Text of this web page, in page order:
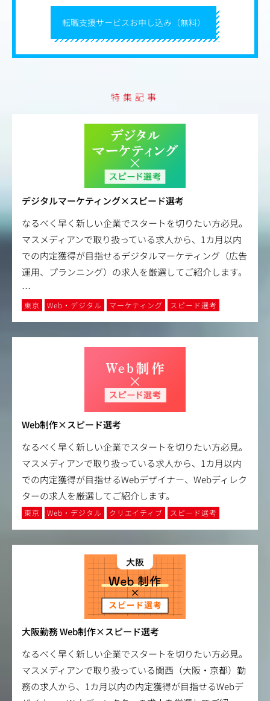
転職支援サービスお申し込み（無料）
特集記事
デジタルマーケティング×スピード選考
なるべく早く新しい企業でスタートを切りたい方必見。
マスメディアンで取り扱っている求人から、1カ月以内
での内定獲得が目指せるデジタルマーケティング（広告
運用、プランニング）の求人を厳選してご紹介します。
…
東京 Web・デジタル マーケティング スピード選考
Web制作×スピード選考
なるべく早く新しい企業でスタートを切りたい方必見。
マスメディアンで取り扱っている求人から、1カ月以内
での内定獲得が目指せるWebデザイナー、Webディレク
ターの求人を厳選してご紹介します。
東京 Web・デジタル クリエイティブ スピード選考
大阪勤務 Web制作×スピード選考
なるべく早く新しい企業でスタートを切りたい方必見。
マスメディアンで取り扱っている関西（大阪・京都）勤
務の求人から、1カ月以内の内定獲得が目指せるWebデ